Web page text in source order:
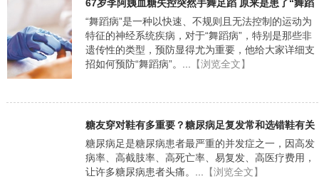
67岁李阿姨血糖失控突然手舞足蹈 原来是患了“舞蹈
病”
“舞蹈病”是一种以快速、不规则且无法控制的运动为
特征的神经系统疾病，对于“舞蹈病”，特别是那些非
遗传性的类型，预防显得尤为重要，他给大家详细支
招如何预防“舞蹈病”。...
【浏览全文】
糖友穿对鞋有多重要？糖尿病足复发常和选错鞋有关
糖尿病足是糖尿病患者最严重的并发症之一，因高发
病率、高截肢率、高死亡率、易复发、高医疗费用，
让许多糖尿病患者头痛。...
【浏览全文】